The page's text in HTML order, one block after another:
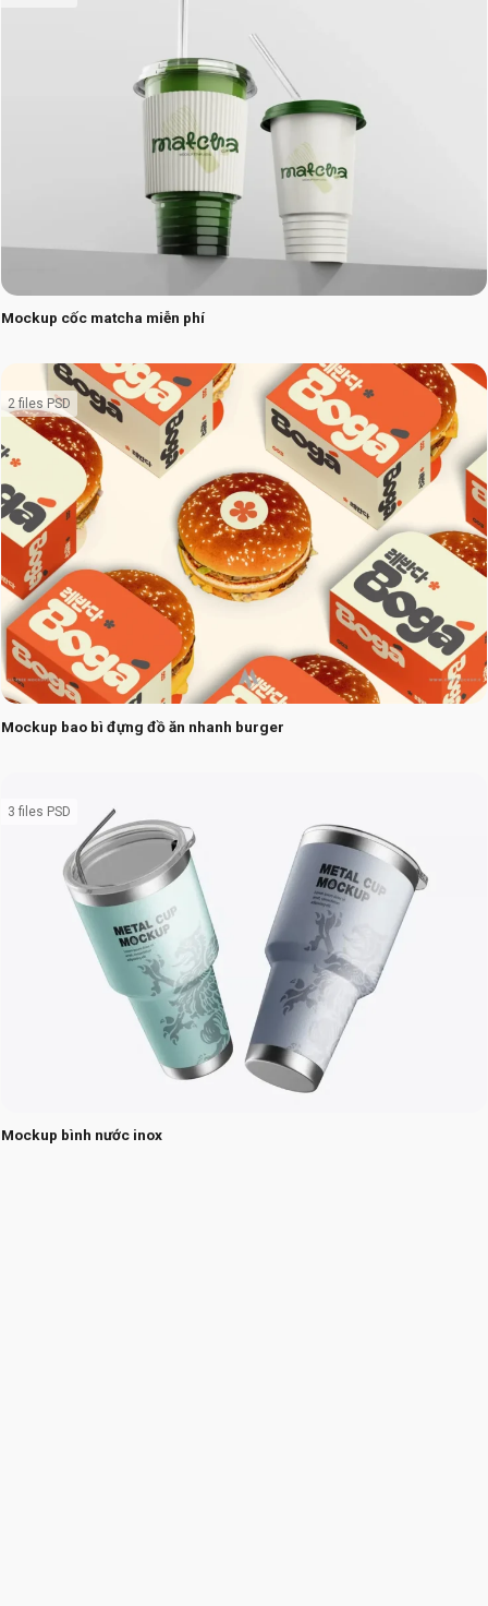
Mockup cốc matcha miễn phí
Mockup bao bì đựng đồ ăn nhanh burger
2 files PSD
Mockup bình nước inox
3 files PSD